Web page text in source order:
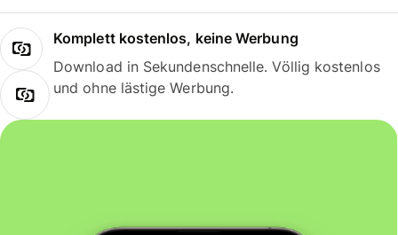
Komplett kostenlos, keine Werbung
Download in Sekundenschnelle. Völlig kostenlos
und ohne lästige Werbung.